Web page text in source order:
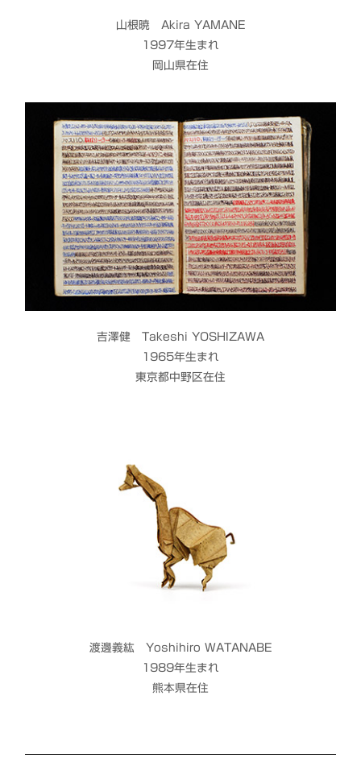
山根暁 Akira YAMANE
1997年生まれ
岡山県在住
吉澤健 Takeshi YOSHIZAWA
1965年生まれ
東京都中野区在住
渡邊義紘 Yoshihiro WATANABE
1989年生まれ
熊本県在住